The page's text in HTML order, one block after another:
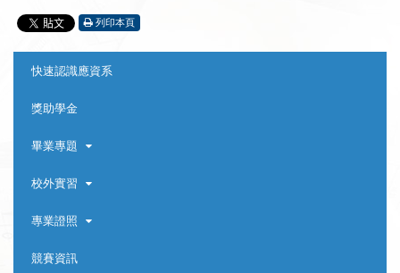
列印本頁
快速認識應資系
獎助學金
畢業專題
校外實習
專業證照
競賽資訊